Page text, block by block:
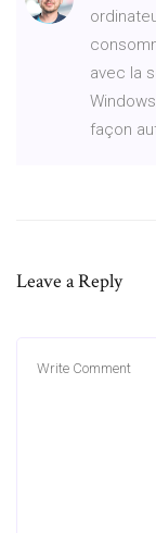
avec la
façon
Leave a Reply